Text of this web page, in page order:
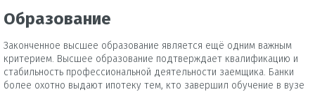
Образование
Законченное высшее образование является ещё одним важным
критерием. Высшее образование подтверждает квалификацию и
стабильность профессиональной деятельности заемщика. Банки
более охотно выдают ипотеку тем, кто завершил обучение в вузе